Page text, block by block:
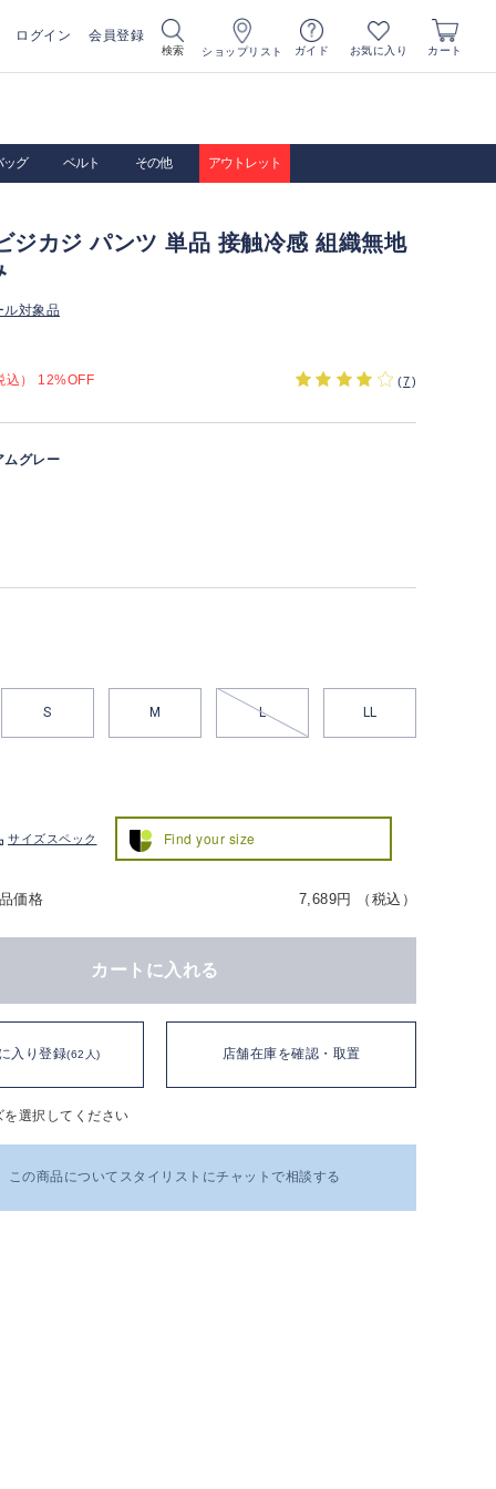
ログイン 会員登録
検索 ショップリスト ガイド お気に入り カート
ッグ ベルト その他 アウトレット
ジカジ パンツ 単品 接触冷感 組織無地
ル対象品
込） 12%OFF (7)
ムグレー
S M L LL
サイズスペック Find your size
価格 7,689円 （税込）
カートに入れる
入り登録(62人) 店舗在庫を確認・取置
選択してください
この商品についてスタイリストにチャットで相談する